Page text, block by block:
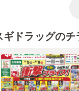
ギドラッグのチ